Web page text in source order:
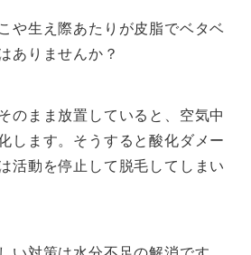
や生え際あたりが皮脂でベタベ
ありませんか？
のまま放置していると、空気中
します。そうすると酸化ダメー
活動を停止して脱毛してしまい